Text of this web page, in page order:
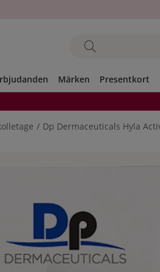
Märken Presentkort
Dp Dermaceuticals Hyla